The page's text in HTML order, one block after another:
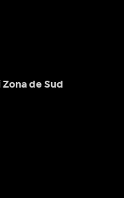
de Sud